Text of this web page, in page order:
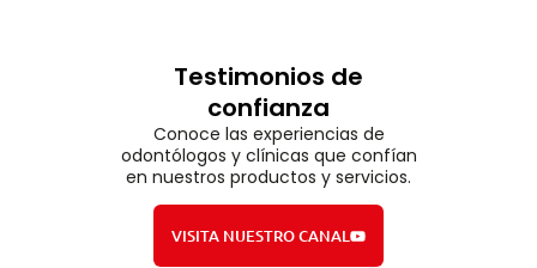
Testimonios de
confianza
Conoce las experiencias de
odontólogos y clínicas que confían
en nuestros productos y servicios.
VISITA NUESTRO CANAL